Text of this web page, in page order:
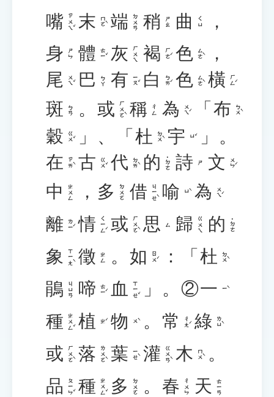
嘴 ㄗㄨㄟˇ 末 ㄇㄛˋ 端 ㄉㄨㄢ 稍 ㄕㄠ 曲 ㄑㄩ
，
身 ㄕㄣ 體 ㄊㄧˇ 灰 ㄏㄨㄟ 褐 ㄏㄜˊ 色 ㄙㄜˋ
，
尾 ㄨㄟˇ 巴 ㄅㄚ 有 ㄧㄡˇ 白 ㄅㄞˊ 色 ㄙㄜˋ 橫 ㄏㄥˊ
斑 ㄅㄢ 。 或 ㄏㄨㄛˋ 稱 ㄔㄥ 為 ㄨㄟˊ 「 布 ㄅㄨˋ
穀 ㄍㄨˇ 」、「 杜 ㄉㄨˋ 宇 ㄩˇ
」。
在 ㄗㄞˋ 古 ㄍㄨˇ 代 ㄉㄞˋ 的 ˙ㄉㄜ 詩 ㄕ 文 ㄨㄣˊ
中 ㄓㄨㄥ ， 多 ㄉㄨㄛ 借 ㄐㄧㄝˋ 喻 ㄩˋ 為 ㄨㄟˊ
離 ㄌㄧˊ 情 ㄑㄧㄥˊ 或 ㄏㄨㄛˋ 思 ㄙ 歸 ㄍㄨㄟ 的 ˙ㄉㄜ
象 ㄒㄧㄤˋ 徵 ㄓㄥ 。 如 ㄖㄨˊ ：「 杜 ㄉㄨˋ
鵑 ㄐㄩㄢ 啼 ㄊㄧˊ 血 ㄒㄧㄝˇ 」。②一 ㄧˋ
種 ㄓㄨㄥˇ 植 ㄓˊ 物 ㄨˋ 。 常 ㄔㄤˊ 綠 ㄌㄩˋ
或 ㄏㄨㄛˋ 落 ㄌㄨㄛˋ 葉 ㄧㄝˋ 灌 ㄍㄨㄢˋ 木 ㄇㄨˋ 。
品 ㄆㄧㄣˇ 種 ㄓㄨㄥˇ 多 ㄉㄨㄛ 。 春 ㄔㄨㄣ 天 ㄊㄧㄢ